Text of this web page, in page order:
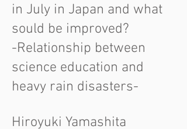
in July in Japan and what
sould be improved?
-Relationship between
science education and
heavy rain disasters-
Hiroyuki Yamashita